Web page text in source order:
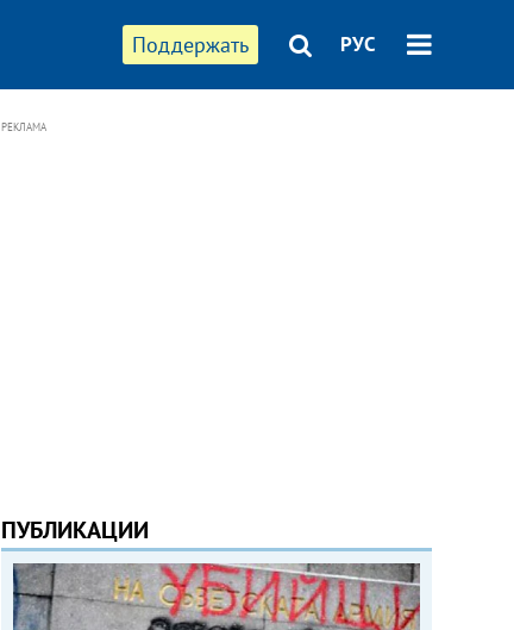
Поддержать РУС
РЕКЛАМА
ПУБЛИКАЦИИ